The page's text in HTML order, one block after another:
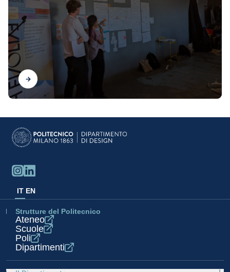
Scopri
IT EN
Strutture del Politecnico
Ateneo
Scuole
Poli
Dipartimenti